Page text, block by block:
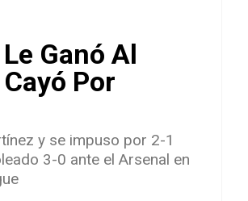
Ganó Al
Por
y se impuso por 2-1
3-0 ante el Arsenal en